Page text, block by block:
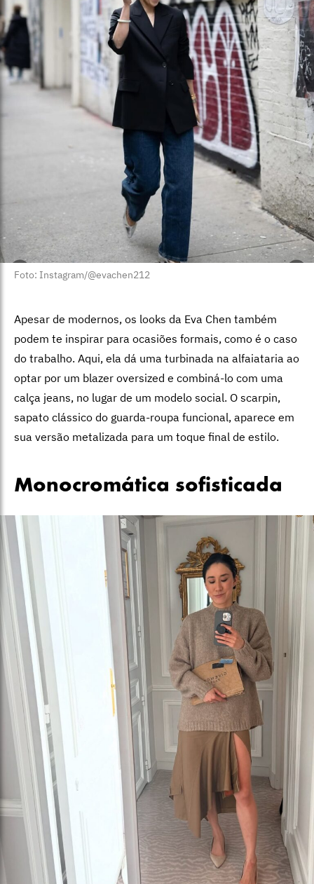
Foto: Instagram/@evachen212
Apesar de modernos, os looks da Eva Chen também
podem te inspirar para ocasiões formais, como é o caso
do trabalho. Aqui, ela dá uma turbinada na alfaiataria ao
optar por um blazer oversized e combiná-lo com uma
calça jeans, no lugar de um modelo social. O scarpin,
sapato clássico do guarda-roupa funcional, aparece em
sua versão metalizada para um toque final de estilo.
Monocromática sofisticada